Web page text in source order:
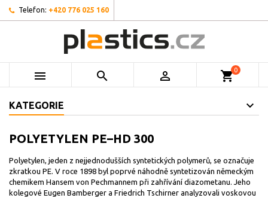
Telefon: +420 776 025 160
   shopping_cart0
KATEGORIE
POLYETYLEN PE–HD 300
Polyetylen, jeden z nejjednodušších syntetických polymerů, se označuje
zkratkou PE. V roce 1898 byl poprvé náhodně syntetizován německým
chemikem Hansem von Pechmannem při zahřívání diazometanu. Jeho
kolegové Eugen Bamberger a Friedrich Tschirner analyzovali voskovou